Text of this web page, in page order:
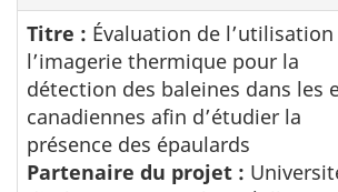
Titre : Évaluation de l’utilisation
l’imagerie thermique pour la
détection des baleines dans les
canadiennes afin d’étudier la
présence des épaulards
Partenaire du projet :